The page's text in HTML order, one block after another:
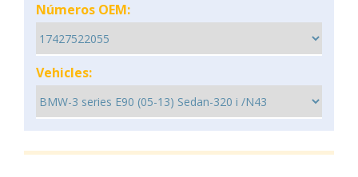
Números OEM:
Vehicles: